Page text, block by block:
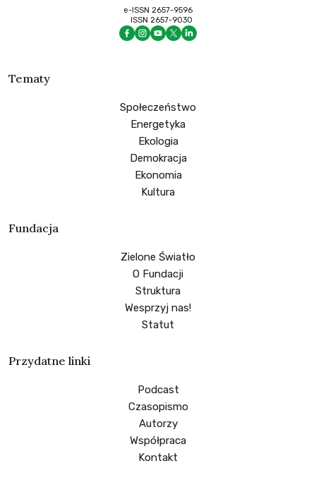
e-ISSN 2657-9596
ISSN 2657-9030
Tematy
Społeczeństwo
Energetyka
Ekologia
Demokracja
Ekonomia
Kultura
Fundacja
Zielone Światło
O Fundacji
Struktura
Wesprzyj nas!
Statut
Przydatne linki
Podcast
Czasopismo
Autorzy
Współpraca
Kontakt